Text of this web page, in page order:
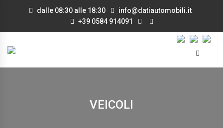
dalle 08:30 alle 18:30
info@datiautomobili.it
+39 0584 914091
VEICOLI